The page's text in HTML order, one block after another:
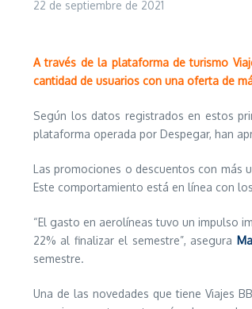
22 de septiembre de 2021
A través de la plataforma de turismo
cantidad de usuarios con una oferta de
Según los datos registrados en estos
plataforma operada por Despegar, han
Las promociones o descuentos con más
Este comportamiento está en línea con
“El gasto en aerolíneas tuvo un impulso
22% al finalizar el semestre”, asegura
semestre.
Una de las novedades que tiene Viajes